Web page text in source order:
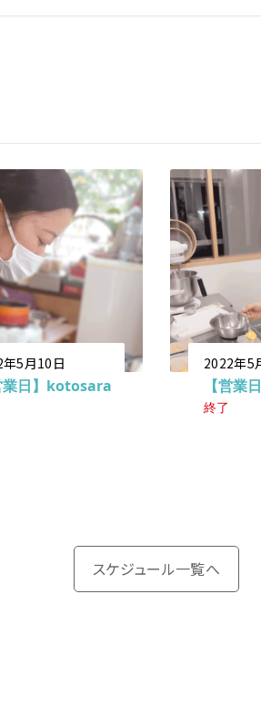
5月10日
業日】kotosara
2022年5
【営業
終了
スケジュール一覧へ